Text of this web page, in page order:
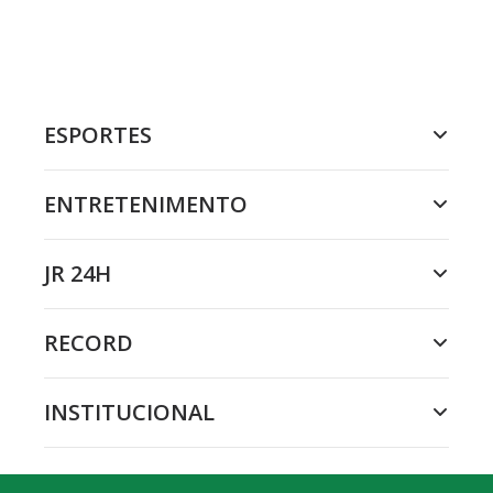
ESPORTES
ENTRETENIMENTO
JR 24H
RECORD
INSTITUCIONAL